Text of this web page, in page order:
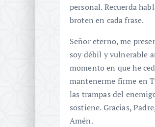
personal. Recuerda
broten en cada frase.
Señor eterno, me
soy débil y vulnerable
momento en que he
mantenerme firme en
las trampas del
sostiene. Gracias,
Amén.